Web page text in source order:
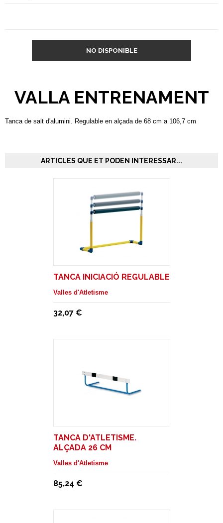
NO DISPONIBLE
VALLA ENTRENAMENT
Tanca de salt d'alumini. Regulable en alçada de 68 cm a 106,7 cm
ARTICLES QUE ET PODEN INTERESSAR...
TANCA INICIACIÓ REGULABLE
Valles d'Atletisme
32,07 €
TANCA D'ATLETISME.
ALÇADA 26 CM
Valles d'Atletisme
85,24 €